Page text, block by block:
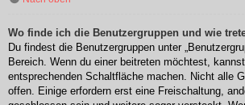
Wo finde ich die Benutzergruppen und wie
Du findest die Benutzergruppen unter
Bereich. Wenn du einer beitreten möchtest,
entsprechenden Schaltfläche machen. Nicht alle
offen. Einige erfordern erst eine Freischaltung,